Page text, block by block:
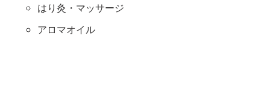
はり灸・マッサージ
アロマオイル